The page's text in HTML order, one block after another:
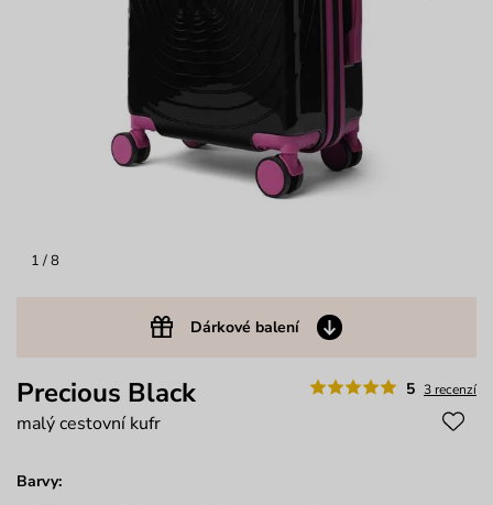
1 / 8
Dárkové balení
5 3 recenzí
Precious Black
malý cestovní kufr
Barvy: